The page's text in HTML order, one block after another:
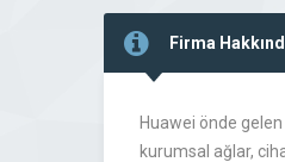
Firma
Huawei önde
kurumsal ağlar,